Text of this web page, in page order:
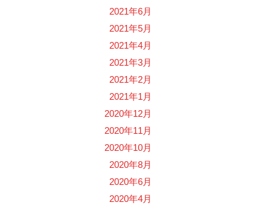
2021年6月
2021年5月
2021年4月
2021年3月
2021年2月
2021年1月
2020年12月
2020年11月
2020年10月
2020年8月
2020年6月
2020年4月